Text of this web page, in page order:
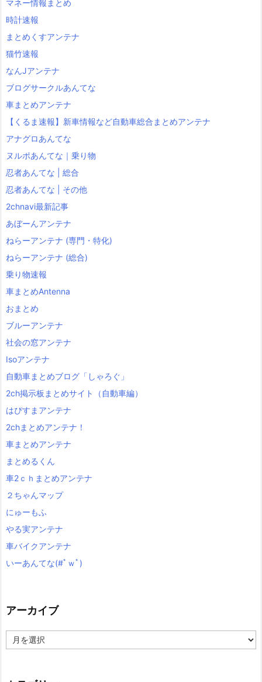
マネー情報まとめ
時計速報
まとめくすアンテナ
猫竹速報
なんJアンテナ
ブログサークルあんてな
車まとめアンテナ
【くるま速報】新車情報など自動車総合まとめアンテナ
アナグロあんてな
ヌルポあんてな｜乗り物
忍者あんてな | 総合
忍者あんてな | その他
2chnavi最新記事
あぼーんアンテナ
ねらーアンテナ (専門・特化)
ねらーアンテナ (総合)
乗り物速報
車まとめAntenna
おまとめ
ブルーアンテナ
社会の窓アンテナ
Isoアンテナ
自動車まとめブログ「しゃろぐ」
2ch掲示板まとめサイト（自動車編）
はぴすまアンテナ
2chまとめアンテナ！
車まとめアンテナ
まとめるくん
車2ｃｈまとめアンテナ
２ちゃんマップ
にゅーもふ
やる実アンテナ
車バイクアンテナ
いーあんてな(#ﾟｗﾟ)
アーカイブ
ー